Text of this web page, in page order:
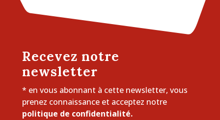
Recevez notre
newsletter
* en vous abonnant à cette newsletter, vous
prenez connaissance et acceptez notre
politique de confidentialité.